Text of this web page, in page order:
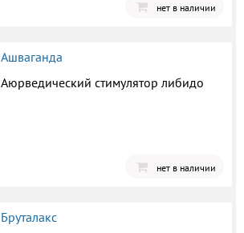
нет в наличии
Ашваганда
Аюрведический стимулятор либидо
нет в наличии
Бруталакс